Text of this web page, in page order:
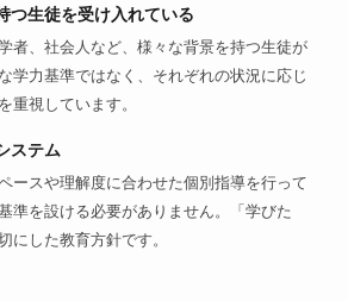
つ生徒を受け入れている
者、社会人など、様々な背景を持つ生徒が
学力基準ではなく、それぞれの状況に応じ
重視しています。
ステム
ースや理解度に合わせた個別指導を行って
準を設ける必要がありません。「学びた
にした教育方針です。